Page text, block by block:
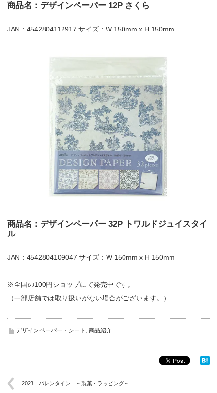
商品名：デザインペーパー 12P さくら
JAN：4542804112917 サイズ：W 150mm x H 150mm
商品名：デザインペーパー 32P トワルドジュイスタイ
ル
JAN：4542804109047 サイズ：W 150mm x H 150mm
※全国の100円ショップにて発売中です。
（一部店舗では取り扱いがない場合がございます。）
デザインペーパー・シート 商品紹介
2023 バレンタイン ～製菓・ラッピング～